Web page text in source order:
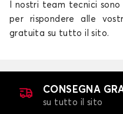
I nostri team tecnici
per rispondere alle
gratuita su tutto il sito.
CONSEGNA
su tutto il sito